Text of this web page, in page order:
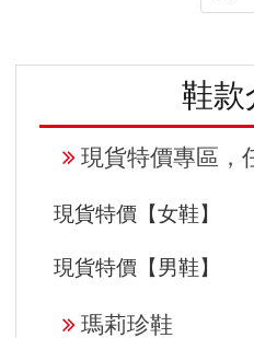
鞋款
現貨特價專區，
現貨特價【女鞋】
現貨特價【男鞋】
瑪莉珍鞋